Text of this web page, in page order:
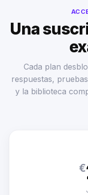
Una
Cada plan
respuestas,
y la biblioteca
€